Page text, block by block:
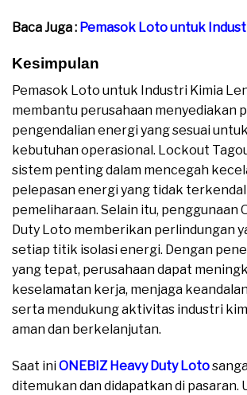
Baca Juga : Pemasok Loto untuk
Kesimpulan
Pemasok Loto untuk Industri Kimia
membantu perusahaan menyediakan
pengendalian energi yang sesuai
kebutuhan operasional. Lockout
sistem penting dalam mencegah
pelepasan energi yang tidak
pemeliharaan. Selain itu, penggunaan
Duty Loto memberikan perlindungan
setiap titik isolasi energi. Dengan
yang tepat, perusahaan dapat
keselamatan kerja, menjaga
serta mendukung aktivitas industri
aman dan berkelanjutan.
Saat iniONEBIZ Heavy Duty Loto
ditemukan dan didapatkan di pasaran.